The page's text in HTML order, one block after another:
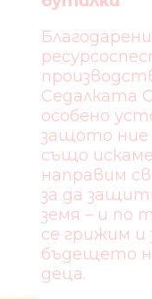
Седалката
особено
защото ние
също
направим
за да
земя – и по
се грижим и
бъдещето
деца.